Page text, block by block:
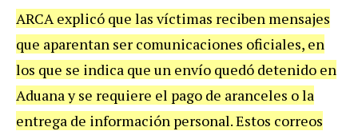
ARCA explicó que las víctimas reciben mensajes
que aparentan ser comunicaciones oficiales, en
los que se indica que un envío quedó detenido en
Aduana y se requiere el pago de aranceles o la
entrega de información personal. Estos correos